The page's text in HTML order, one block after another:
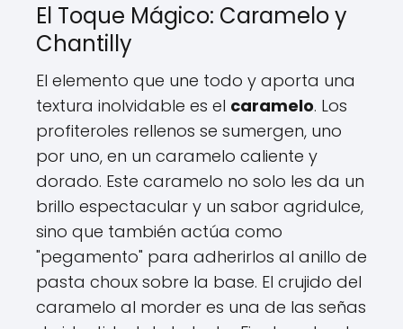
El Toque Mágico: Caramelo y
Chantilly
El elemento que une todo y aporta una
textura inolvidable es el caramelo. Los
profiteroles rellenos se sumergen, uno
por uno, en un caramelo caliente y
dorado. Este caramelo no solo les da un
brillo espectacular y un sabor agridulce,
sino que también actúa como
"pegamento" para adherirlos al anillo de
pasta choux sobre la base. El crujido del
caramelo al morder es una de las señas